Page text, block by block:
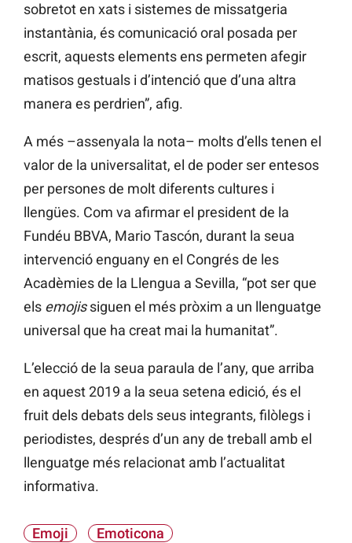
sobretot en xats i sistemes de missatgeria
instantània, és comunicació oral posada per
escrit, aquests elements ens permeten afegir
matisos gestuals i d’intenció que d’una altra
manera es perdrien”, afig.
A més –assenyala la nota– molts d’ells tenen el
valor de la universalitat, el de poder ser entesos
per persones de molt diferents cultures i
llengües. Com va afirmar el president de la
Fundéu BBVA, MarioTascón, durant la seua
intervenció enguany en el Congrés de les
Acadèmies de la Llengua a Sevilla, “pot ser que
els emojissiguen el més pròxim a un llenguatge
universal que ha creat mai la humanitat”.
L’elecció de la seua paraula de l’any, que arriba
en aquest 2019 a la seua setena edició, és el
fruit dels debats dels seus integrants, filòlegs i
periodistes, després d’un any de treball amb el
llenguatge més relacionat amb l’actualitat
informativa.
Emoji Emoticona